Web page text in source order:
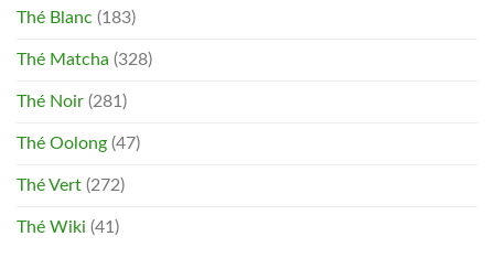
Thé Blanc (183)
Thé Matcha (328)
Thé Noir (281)
Thé Oolong (47)
Thé Vert (272)
Thé Wiki (41)